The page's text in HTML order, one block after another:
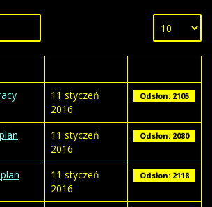
11 styczeń
2016
Odsłon: 2105
11 styczeń
2016
Odsłon: 2080
11 styczeń
2016
Odsłon: 2118